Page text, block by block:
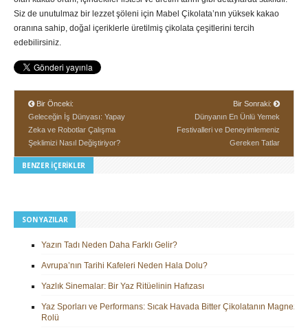
Siz de unutulmaz bir lezzet şöleni için Mabel Çikolata’nın yüksek kakao
oranına sahip, doğal içeriklerle üretilmiş çikolata çeşitlerini tercih
edebilirsiniz.
Bir Önceki:
Geleceğin İş Dünyası: Yapay
Zeka ve Robotlar Çalışma
Şeklimizi Nasıl Değiştiriyor?
Bir Sonraki:
Dünyanın En Ünlü Yemek
Festivalleri ve Deneyimlemeniz
Gereken Tatlar
BENZER İÇERIKLER
SON YAZILAR
Yazın Tadı Neden Daha Farklı Gelir?
Avrupa’nın Tarihi Kafeleri Neden Hala Dolu?
Yazlık Sinemalar: Bir Yaz Ritüelinin Hafızası
Yaz Sporları ve Performans: Sıcak Havada Bitter Çikolatanın
Rolü